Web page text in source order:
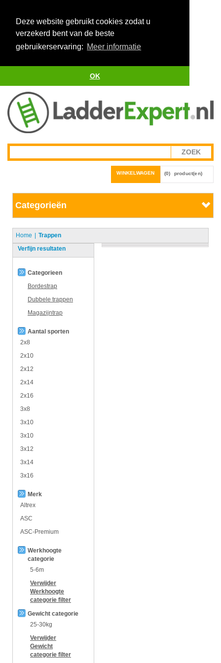
Deze website gebruikt cookies zodat u
verzekerd bent van de beste
gebruikerservaring: Meer informatie
OK
WINKELWAGEN (0) product(en)
Categorieën
Home
Trappen
Verfijn resultaten
Categorieen
Bordestrap
Dubbele trappen
Magazijntrap
Aantal sporten
2x8
2x10
2x12
2x14
2x16
3x8
3x10
3x10
3x12
3x14
3x16
Merk
Altrex
ASC
ASC-Premium
Werkhoogte
categorie
5-6m
Verwijder
Werkhoogte
categorie filter
Gewicht categorie
25-30kg
Verwijder
Gewicht
categorie filter